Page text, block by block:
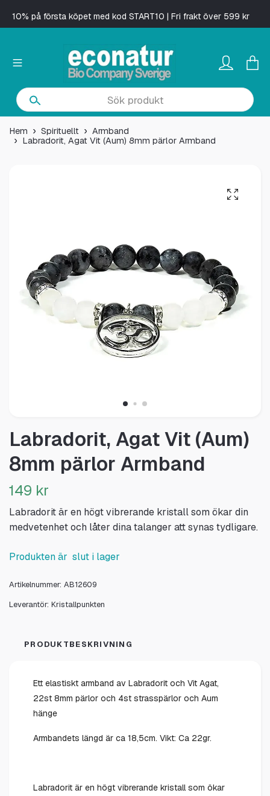
10% på första köpet med kod START10 | Fri frakt över 599 kr
Hem Spirituellt
Armband
Labradorit, Agat Vit (Aum) 8mm pärlor Armband
Labradorit, Agat Vit (Aum)
8mm pärlor Armband
149 kr
Labradorit är en högt vibrerande kristall som ökar din
medvetenhet och låter dina talanger att synas tydligare.
Produkten är slut i lager
Artikelnummer: AB12609
Leverantör: Kristallpunkten
PRODUKTBESKRIVNING
Ett elastiskt armband av Labradorit och Vit Agat,
22st 8mm pärlor och 4st strasspärlor och Aum
hänge
Armbandets längd är ca 18,5cm. Vikt: Ca 22gr.
Labradorit är en högt vibrerande kristall som ökar